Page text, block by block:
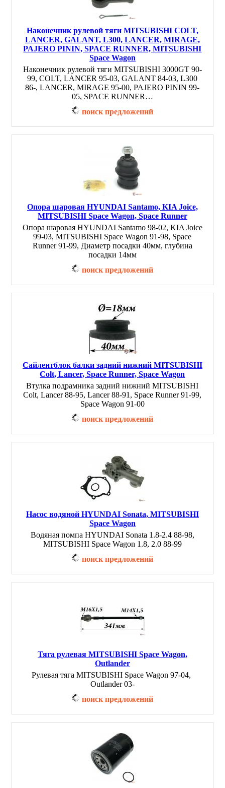
Наконечник рулевой тяги MITSUBISHI COLT,
LANCER, GALANT, L300, LANCER, MIRAGE,
PAJERO PININ, SPACE RUNNER, MITSUBISHI
Space Wagon
Наконечник рулевой тяги MITSUBISHI 3000GT 90-
99, COLT, LANCER 95-03, GALANT 84-03, L300
86-, LANCER, MIRAGE 95-00, PAJERO PININ 99-
05, SPACE RUNNER…
поиск предложений
Опора шаровая HYUNDAI Santamo, KIA Joice,
MITSUBISHI Space Wagon, Space Runner
Опора шаровая HYUNDAI Santamo 98-02, KIA Joice
99-03, MITSUBISHI Space Wagon 91-98, Space
Runner 91-99, Диаметр посадки 40мм, глубина
посадки 14мм
поиск предложений
Сайлентблок балки задний нижний MITSUBISHI
Colt, Lancer, Space Runner, Space Wagon
Втулка подрамника задний нижний MITSUBISHI
Colt, Lancer 88-95, Lancer 88-91, Space Runner 91-99,
Space Wagon 91-00
поиск предложений
Насос водяной HYUNDAI Sonata, MITSUBISHI
Space Wagon
Водяная помпа HYUNDAI Sonata 1.8-2.4 88-98,
MITSUBISHI Space Wagon 1.8, 2.0 88-99
поиск предложений
Тяга рулевая MITSUBISHI Space Wagon,
Outlander
Рулевая тяга MITSUBISHI Space Wagon 97-04,
Outlander 03-
поиск предложений